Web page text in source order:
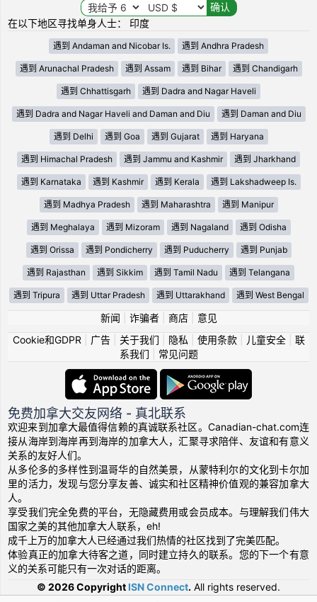
在以下地区寻找单身人士： 印度
遇到 Andaman and Nicobar Is. 遇到 Andhra Pradesh
遇到 Arunachal Pradesh 遇到 Assam 遇到 Bihar 遇到 Chandigarh
遇到 Chhattisgarh 遇到 Dadra and Nagar Haveli
遇到 Dadra and Nagar Haveli and Daman and Diu 遇到 Daman and Diu
遇到 Delhi 遇到 Goa 遇到 Gujarat 遇到 Haryana
遇到 Himachal Pradesh 遇到 Jammu and Kashmir 遇到 Jharkhand
遇到 Karnataka 遇到 Kashmir 遇到 Kerala 遇到 Lakshadweep Is.
遇到 Madhya Pradesh 遇到 Maharashtra 遇到 Manipur
遇到 Meghalaya 遇到 Mizoram 遇到 Nagaland 遇到 Odisha
遇到 Orissa 遇到 Pondicherry 遇到 Puducherry 遇到 Punjab
遇到 Rajasthan 遇到 Sikkim 遇到 Tamil Nadu 遇到 Telangana
遇到 Tripura 遇到 Uttar Pradesh 遇到 Uttarakhand 遇到 West Bengal
新闻 诈骗者| 商店| 意见
Cookie和GDPR
广告| 关于我们 隐私 使用条款| 儿童安全| 联
系我们
常见问题
免费加拿大交友网络 - 真北联系
欢迎来到加拿大最值得信赖的真诚联系社区。Canadian-chat.com连
接从海岸到海岸再到海岸的加拿大人，汇聚寻求陪伴、友谊和有意义
关系的友好人们。
从多伦多的多样性到温哥华的自然美景，从蒙特利尔的文化到卡尔加
里的活力，发现与您分享友善、诚实和社区精神价值观的兼容加拿大
人。
享受我们完全免费的平台，无隐藏费用或会员成本。与理解我们伟大
国家之美的其他加拿大人联系，eh!
成千上万的加拿大人已经通过我们热情的社区找到了完美匹配。
体验真正的加拿大待客之道，同时建立持久的联系。您的下一个有意
义的关系可能只有一次对话的距离。
© 2026 Copyright ISN Connect. All rights reserved.